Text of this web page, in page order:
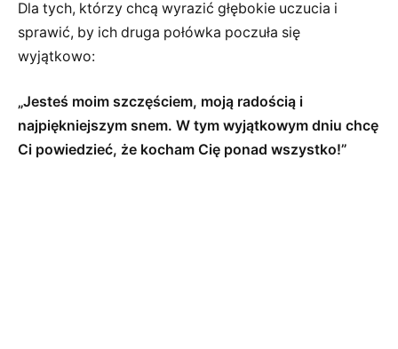
Dla tych, którzy chcą wyrazić głębokie uczucia i
sprawić, by ich druga połówka poczuła się
wyjątkowo:
„Jesteś moim szczęściem, moją radością i
najpiękniejszym snem. W tym wyjątkowym dniu chcę
Ci powiedzieć, że kocham Cię ponad wszystko!”